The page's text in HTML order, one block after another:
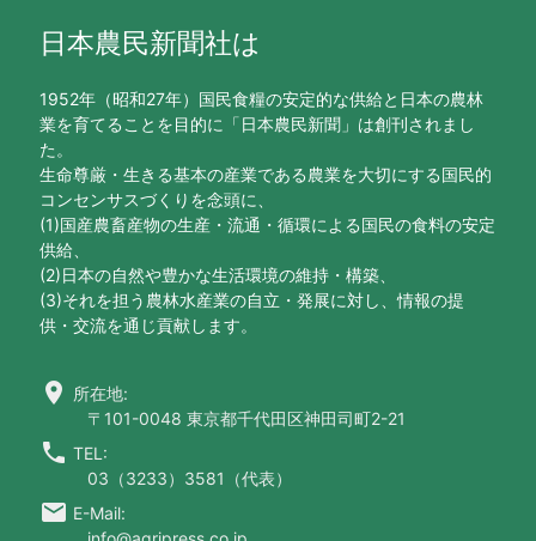
日本農民新聞社は
1952年（昭和27年）国民食糧の安定的な供給と日本の農林
業を育てることを目的に「日本農民新聞」は創刊されまし
た。
生命尊厳・生きる基本の産業である農業を大切にする国民的
コンセンサスづくりを念頭に、
(1)国産農畜産物の生産・流通・循環による国民の食料の安定
供給、
(2)日本の自然や豊かな生活環境の維持・構築、
(3)それを担う農林水産業の自立・発展に対し、情報の提
供・交流を通じ貢献します。
location_on 所在地:
〒101-0048 東京都千代田区神田司町2-21
call TEL:
03（3233）3581（代表）
email E-Mail: